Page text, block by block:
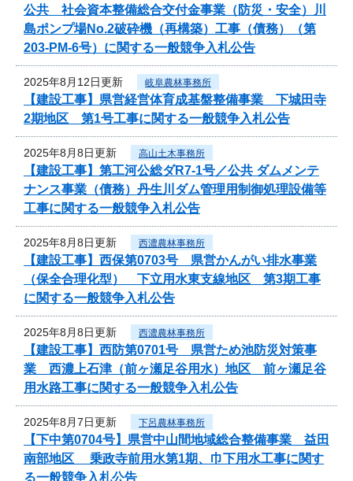
公共 社会資本整備総合交付金事業（防災・安全）川
島ポンプ場No.2破砕機（再構築）工事（債務）（第
203-PM-6号）に関する一般競争入札公告
2025年8月12日更新 岐阜農林事務所
【建設工事】県営経営体育成基盤整備事業 下城田寺
2期地区 第1号工事に関する一般競争入札公告
2025年8月8日更新 高山土木事務所
【建設工事】第工河公総ダR7-1号／公共 ダムメンテ
ナンス事業（債務）丹生川ダム管理用制御処理設備等
工事に関する一般競争入札公告
2025年8月8日更新 西濃農林事務所
【建設工事】西保第0703号 県営かんがい排水事業
（保全合理化型） 下立用水東支線地区 第3期工事
に関する一般競争入札公告
2025年8月8日更新 西濃農林事務所
【建設工事】西防第0701号 県営ため池防災対策事
業 西濃上石津（前ヶ瀬足谷用水）地区 前ヶ瀬足谷
用水路工事に関する一般競争入札公告
2025年8月7日更新 下呂農林事務所
【下中第0704号】県営中山間地域総合整備事業 益田
南部地区 乗政寺前用水第1期、巾下用水工事に関す
る一般競争入札公告